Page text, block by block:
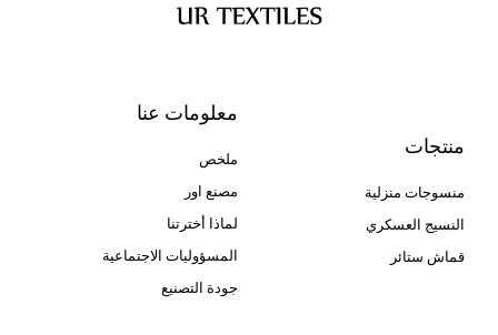
منتجات
منسوجات منزلية
النسيج العسكري
قماش ستائر
معلومات عنا
ملخص
مصنع اور
لماذا أخترتنا
المسؤوليات الاجتماعية
جودة التصنيع